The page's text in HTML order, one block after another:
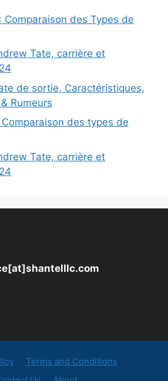
Comparaison des Types de
Tate, carrière et
de sortie, Caractéristiques,
Rumeurs
des types de
Tate, carrière et
Terms and Conditions